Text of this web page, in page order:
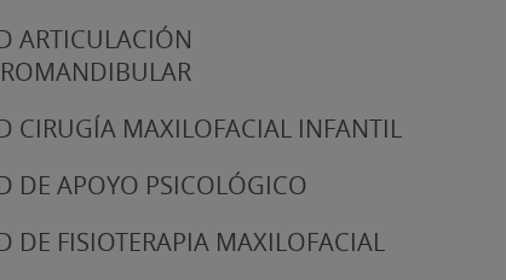
ARTICULACIÓN
CIRUGÍA MAXILOFACIAL INFANTIL
DE APOYO PSICOLÓGICO
DE FISIOTERAPIA MAXILOFACIAL